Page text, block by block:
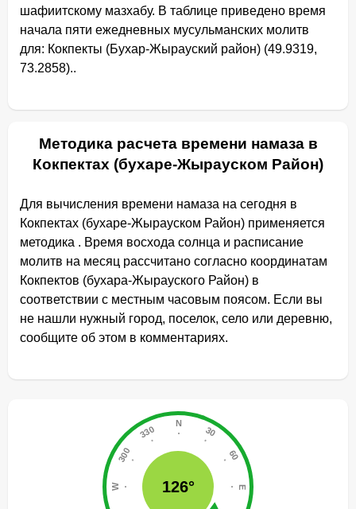
шафиитскому мазхабу. В таблице приведено время
начала пяти ежедневных мусульманских молитв
для: Кокпекты (Бухар-Жырауский район) (49.9319,
73.2858)..
Методика расчета времени намаза в
Кокпектах (бухаре-Жырауском Район)
Для вычисления времени намаза на сегодня в
Кокпектах (бухаре-Жырауском Район) применяется
методика . Время восхода солнца и расписание
молитв на месяц рассчитано согласно координатам
Кокпектов (бухара-Жырауского Район) в
соответствии с местным часовым поясом. Если вы
не нашли нужный город, поселок, село или деревню,
сообщите об этом в комментариях.
126°